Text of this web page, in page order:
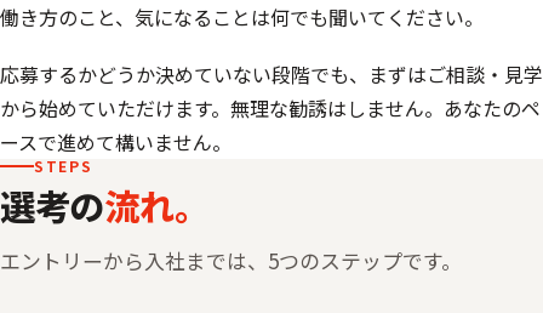
働き方のこと、気になることは何でも聞いてください。
応募するかどうか決めていない段階でも、まずはご相談・見学
から始めていただけます。無理な勧誘はしません。あなたのペ
ースで進めて構いません。
STEPS
選考の流れ。
エントリーから入社までは、5つのステップです。